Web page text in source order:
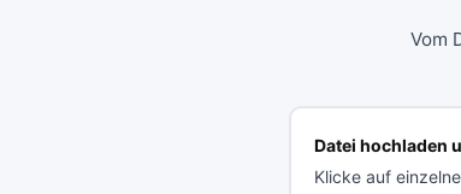
Vom
Datei hochladen
Klicke auf